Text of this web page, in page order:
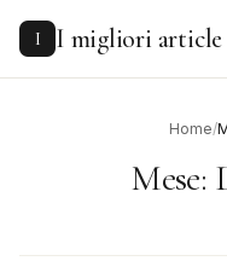
content
I I migliori article
Home/
Mese: